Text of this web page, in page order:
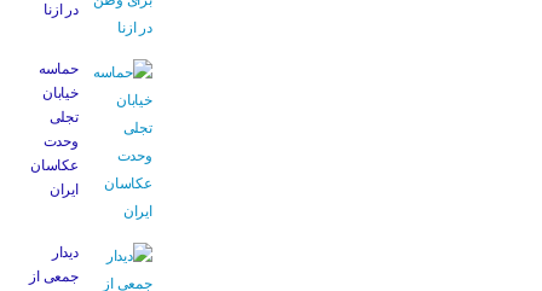
در ازنا
حماسه
خیابان
تجلی
وحدت
عکاسان
ایران
دیدار
جمعی از